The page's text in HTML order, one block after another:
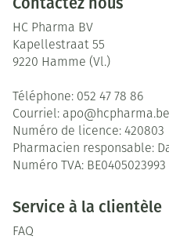
HC Pharma BV
Kapellestraat 55
9220 Hamme (Vl.)
Téléphone: 052 47 78 86
Courriel: apo@hcpharma.be
Numéro de licence: 420803
Pharmacien responsable:
Numéro TVA: BE0405023993
Service à la clientèle
FAQ